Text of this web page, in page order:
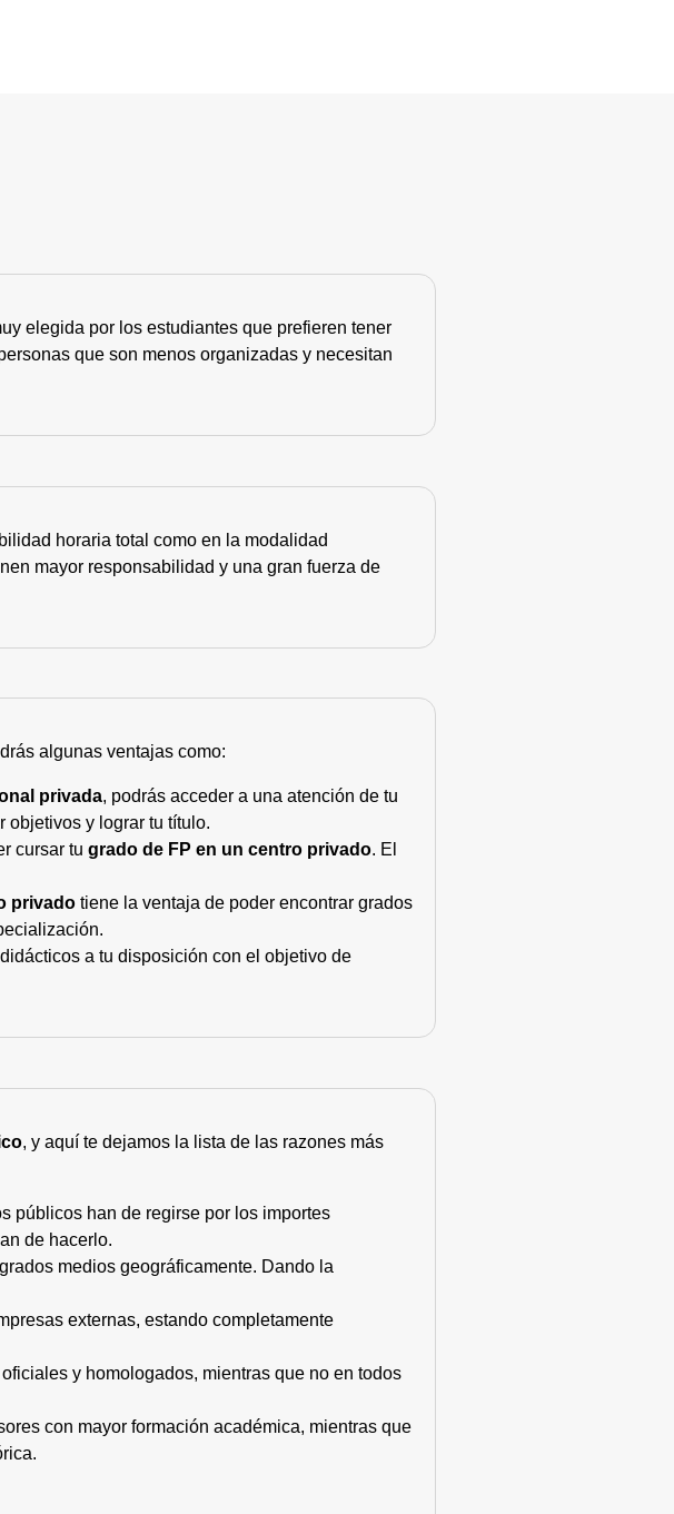
elegida por los estudiantes que prefieren tener
que son menos organizadas y necesitan
horaria total como en la modalidad
mayor responsabilidad y una gran fuerza de
algunas ventajas como:
privada, podrás acceder a una atención de tu
objetivos y lograr tu título.
cursar tu grado de FP en un centro privado. El
privado tiene la ventaja de poder encontrar grados
a tu disposición con el objetivo de
, y aquí te dejamos la lista de las razones más
públicos han de regirse por los importes
de hacerlo.
medios geográficamente. Dando la
externas, estando completamente
y homologados, mientras que no en todos
con mayor formación académica, mientras que